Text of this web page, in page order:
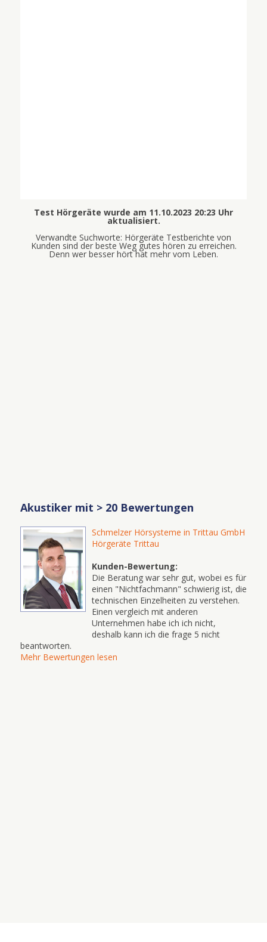
Test Hörgeräte wurde am 11.10.2023 20:23 Uhr
aktualisiert.
Verwandte Suchworte: Hörgeräte Testberichte von
Kunden sind der beste Weg gutes hören zu erreichen.
Denn wer besser hört hat mehr vom Leben.
Akustiker mit > 20 Bewertungen
Schmelzer Hörsysteme in Trittau GmbH
Hörgeräte Trittau
Kunden-Bewertung:
Die Beratung war sehr gut, wobei es für
einen "Nichtfachmann" schwierig ist, die
technischen Einzelheiten zu verstehen.
Einen vergleich mit anderen
Unternehmen habe ich ich nicht,
deshalb kann ich die frage 5 nicht
beantworten.
Mehr Bewertungen lesen